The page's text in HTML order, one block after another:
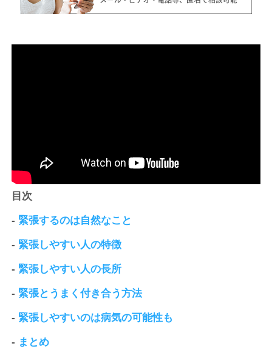
目次
- 緊張するのは自然なこと
- 緊張しやすい人の特徴
- 緊張しやすい人の長所
- 緊張とうまく付き合う方法
- 緊張しやすいのは病気の可能性も
- まとめ